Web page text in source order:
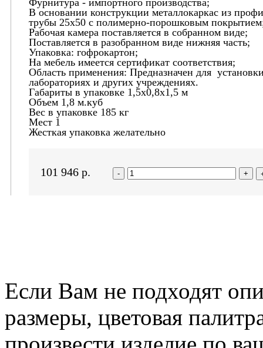
Фурнитура - импортного производства;
В основании конструкции металлокаркас из
трубы 25х50 с полимерно-порошковым
Рабочая камера поставляется в собранном виде;
Поставляется в разобранном виде нижняя часть;
Упаковка: гофрокартон;
На мебель имеется сертификат соответствия;
Область применения: Предназначен для
лабораториях и других учреждениях.
Габариты в упаковке 1,5х0,8х1,5 м
Объем 1,8 м.куб
Вес в упаковке 185 кг
Мест 1
Жесткая упаковка желательно
101 946 р. - +
Если Вам не подходят
размеры, цветовая